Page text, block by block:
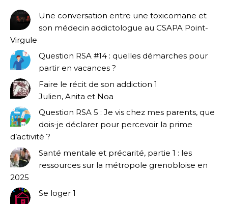
Une conversation entre une toxicomane et
son médecin addictologue au CSAPA Point-
Virgule
Question RSA #14 : quelles démarches pour
partir en vacances ?
Faire le récit de son addiction 1
Julien, Anita et Noa
Question RSA 5 : Je vis chez mes parents, que
dois-je déclarer pour percevoir la prime
d’activité ?
Santé mentale et précarité, partie 1 : les
ressources sur la métropole grenobloise en
2025
Se loger 1